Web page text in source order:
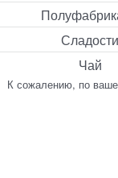
Сладости
Чай
К сожалению, по